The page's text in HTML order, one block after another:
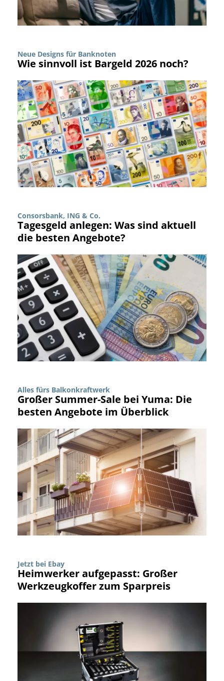
Neue Designs für Banknoten
Wie sinnvoll ist Bargeld 2026 noch?
Consorsbank, ING & Co.
Tagesgeld anlegen: Was sind aktuell
die besten Angebote?
Alles fürs Balkonkraftwerk
Großer Summer-Sale bei Yuma: Die
besten Angebote im Überblick
Jetzt bei Ebay
Heimwerker aufgepasst: Großer
Werkzeugkoffer zum Sparpreis